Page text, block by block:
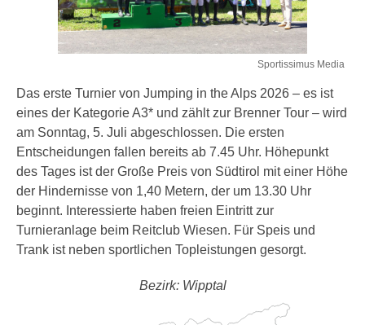
Sportissimus Media
Das erste Turnier von Jumping in the Alps 2026 – es ist
eines der Kategorie A3* und zählt zur Brenner Tour – wird
am Sonntag, 5. Juli abgeschlossen. Die ersten
Entscheidungen fallen bereits ab 7.45 Uhr. Höhepunkt
des Tages ist der Große Preis von Südtirol mit einer Höhe
der Hindernisse von 1,40 Metern, der um 13.30 Uhr
beginnt. Interessierte haben freien Eintritt zur
Turnieranlage beim Reitclub Wiesen. Für Speis und
Trank ist neben sportlichen Topleistungen gesorgt.
Bezirk: Wipptal